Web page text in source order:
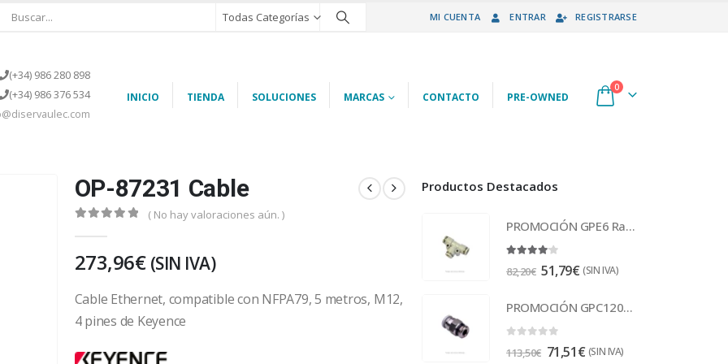
Todas Categorías MI CUENTA ENTRAR REGISTRARSE
(+34) 986 280 898
(+34) 986 376 534
INICIO TIENDA SOLUCIONES MARCAS CONTACTO PRE-OWNED
0
OP-87231 Cable
( No hay valoraciones aún. )
273,96€ (SIN IVA)
Cable Ethernet, compatible con NFPA79, 5 metros, M12,
4 pines de Keyence
Productos Destacados
PROMOCIÓN GPE6 Racor
82,20€ 51,79€ (SIN IVA)
PROMOCIÓN GPC1201 Racor
113,50€ 71,51€ (SIN IVA)